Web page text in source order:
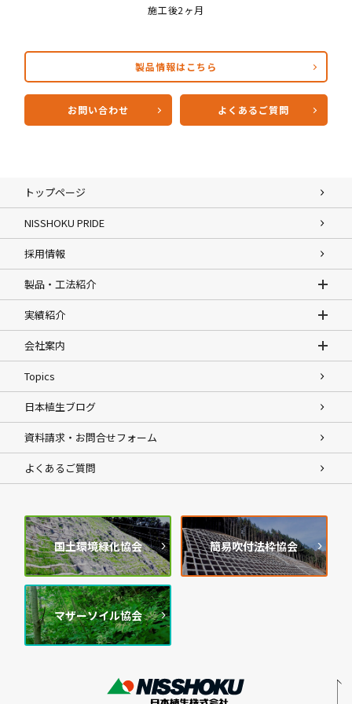
施工後2ヶ月
製品情報はこちら
お問い合わせ よくあるご質問
トップページ
NISSHOKU PRIDE
採用情報
製品・工法紹介
実績紹介
会社案内
Topics
日本植生ブログ
資料請求・お問合せフォーム
よくあるご質問
国土環境緑化協会 簡易吹付法枠協会
マザーソイル協会